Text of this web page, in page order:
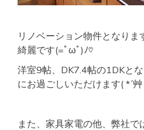
リノベーション物件となり
綺麗です(=ﾟωﾟ)ﾉ♡
洋室9帖、DK7.4帖の1DKと
にお過ごしいただけます( *´艸
また、家具家電の他、弊社